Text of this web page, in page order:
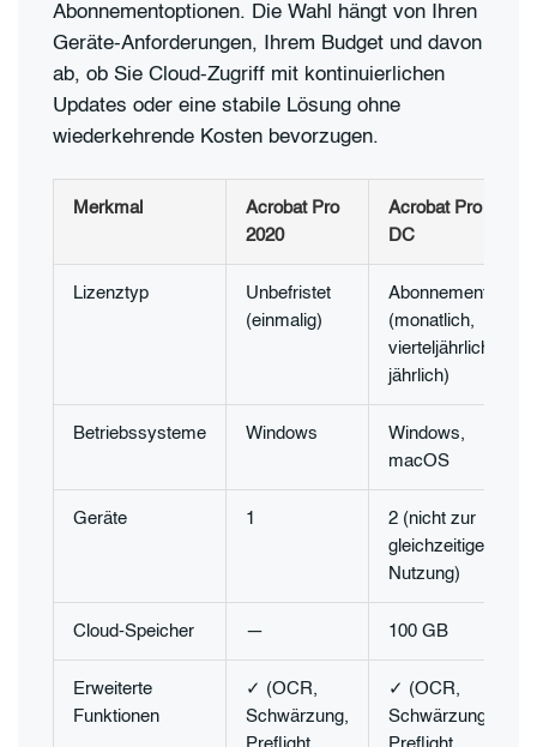
Abonnementoptionen. Die Wahl hängt von Ihren
Geräte-Anforderungen, Ihrem Budget und davon
ab, ob Sie Cloud-Zugriff mit kontinuierlichen
Updates oder eine stabile Lösung ohne
wiederkehrende Kosten bevorzugen.
Merkmal
Acrobat Pro
2020
Acrobat Pro
DC
Lizenztyp
Unbefristet
(einmalig)
Abonnement
(monatlich,
vierteljährlich,
jährlich)
Betriebssysteme Windows
Windows,
macOS
Geräte 1
2 (nicht zur
gleichzeitigen
Nutzung)
Cloud-Speicher — 100 GB
Erweiterte
Funktionen
✓ (OCR,
Schwärzung,
✓ (OCR,
Schwärzung,